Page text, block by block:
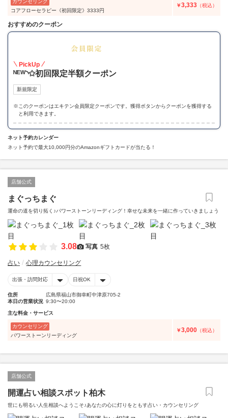
カウンセリング
コアフローセラピー《初回限定》3333円
￥3,333 （税込）
おすすめのクーポン
PickUp
ᴺᴱᵂ◝✩初回限定半額クーポン
新規限定
※ このクーポンはエキテン会員限定クーポンです。獲得ボタンからクーポンを獲得する
と利用できます。
ネット予約カレンダー
ネット予約で最大10,000円分のAmazonギフトカードが当たる！
店舗公式
まぐっちまぐ
運命の道を切り拓く♪パワーストーンリーディング！幸せな未来を一緒に作っていきましょう
3.08 写真 5枚
占い 心理カウンセリング
出張・訪問対応 日祝OK
住所
広島県福山市御幸町中津原705-2
本日の営業状況 9:30〜20:00
主な料金・サービス
カウンセリング
パワーストーンリーディング
￥3,000 （税込）
店舗公式
開運占い相談スポット柏木
世にも明るい人生相談へようこそ♪あなたの心に灯りをともす占い・カウンセリング